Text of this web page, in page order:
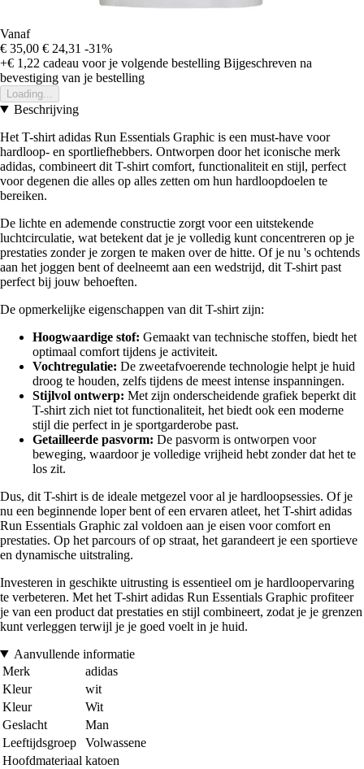
Vanaf
€ 35,00 € 24,31 -31%
+€ 1,22 cadeau voor je volgende bestelling Bijgeschreven na
bevestiging van je bestelling
Loading...
Beschrijving
Het T-shirt adidas Run Essentials Graphic is een must-have voor
hardloop- en sportliefhebbers. Ontworpen door het iconische merk
adidas, combineert dit T-shirt comfort, functionaliteit en stijl, perfect
voor degenen die alles op alles zetten om hun hardloopdoelen te
bereiken.
De lichte en ademende constructie zorgt voor een uitstekende
luchtcirculatie, wat betekent dat je je volledig kunt concentreren op je
prestaties zonder je zorgen te maken over de hitte. Of je nu 's ochtends
aan het joggen bent of deelneemt aan een wedstrijd, dit T-shirt past
perfect bij jouw behoeften.
De opmerkelijke eigenschappen van dit T-shirt zijn:
Hoogwaardige stof: Gemaakt van technische stoffen, biedt het
optimaal comfort tijdens je activiteit.
Vochtregulatie: De zweetafvoerende technologie helpt je huid
droog te houden, zelfs tijdens de meest intense inspanningen.
Stijlvol ontwerp: Met zijn onderscheidende grafiek beperkt dit
T-shirt zich niet tot functionaliteit, het biedt ook een moderne
stijl die perfect in je sportgarderobe past.
Getailleerde pasvorm: De pasvorm is ontworpen voor
beweging, waardoor je volledige vrijheid hebt zonder dat het te
los zit.
Dus, dit T-shirt is de ideale metgezel voor al je hardloopsessies. Of je
nu een beginnende loper bent of een ervaren atleet, het T-shirt adidas
Run Essentials Graphic zal voldoen aan je eisen voor comfort en
prestaties. Op het parcours of op straat, het garandeert je een sportieve
en dynamische uitstraling.
Investeren in geschikte uitrusting is essentieel om je hardloopervaring
te verbeteren. Met het T-shirt adidas Run Essentials Graphic profiteer
je van een product dat prestaties en stijl combineert, zodat je je grenzen
kunt verleggen terwijl je je goed voelt in je huid.
Aanvullende informatie
Merk
adidas
Kleur
wit
Kleur
Wit
Geslacht
Man
Leeftijdsgroep
Volwassene
Hoofdmateriaal katoen